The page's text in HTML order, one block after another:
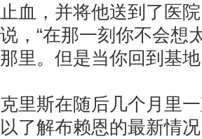
止血，并将他送到了医
说，“在那一刻你不会想
那里。但是当你回到基
克里斯在随后几个月里
以了解布赖恩的最新情